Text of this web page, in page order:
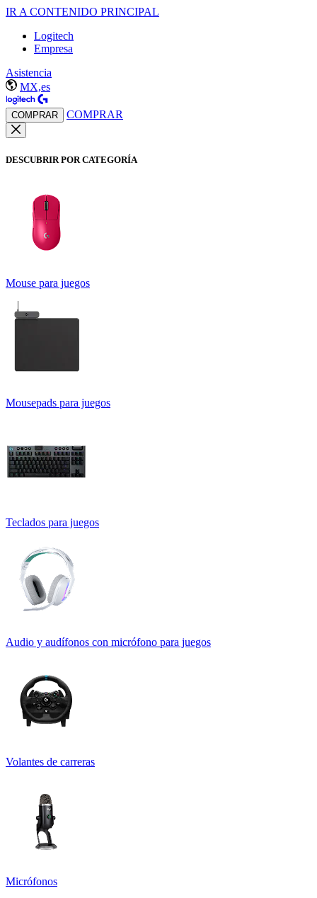
IR A CONTENIDO PRINCIPAL
Logitech
Empresa
Asistencia
MX,es
COMPRAR COMPRAR
DESCUBRIR POR CATEGORÍA
Mouse para juegos
Mousepads para juegos
Teclados para juegos
Audio y audífonos con micrófono para juegos
Volantes de carreras
Micrófonos